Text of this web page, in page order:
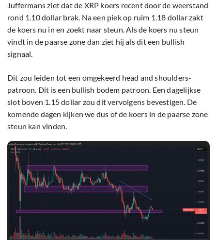
Juffermans ziet dat de XRP koers recent door de weerstand
rond 1.10 dollar brak. Na een piek op ruim 1.18 dollar zakt
de koers nu in en zoekt naar steun. Als de koers nu steun
vindt in de paarse zone dan ziet hij als dit een bullish
signaal.
Dit zou leiden tot een omgekeerd head and shoulders-
patroon. Dit is een bullish bodem patroon. Een dagelijkse
slot boven 1.15 dollar zou dit vervolgens bevestigen. De
komende dagen kijken we dus of de koers in de paarse zone
steun kan vinden.